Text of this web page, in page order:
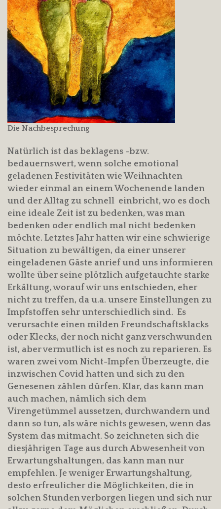
Die Nachbesprechung
Natürlich ist das beklagens -bzw.
bedauernswert, wenn solche emotional
geladenen Festivitäten wie Weihnachten
wieder einmal an einem Wochenende landen
und der Alltag zu schnell einbricht, wo es doch
eine ideale Zeit ist zu bedenken, was man
bedenken oder endlich mal nicht bedenken
möchte. Letztes Jahr hatten wir eine schwierige
Situation zu bewältigen, da einer unserer
eingeladenen Gäste anrief und uns informieren
wollte über seine plötzlich aufgetauchte starke
Erkältung, worauf wir uns entschieden, eher
nicht zu treffen, da u.a. unsere Einstellungen zu
Impfstoffen sehr unterschiedlich sind. Es
verursachte einen milden Freundschaftsklacks
oder Klecks, der noch nicht ganz verschwunden
ist, aber vermutlich ist es noch zu reparieren. Es
waren zwei vom Nicht-Impfen Überzeugte, die
inzwischen Covid hatten und sich zu den
Genesenen zählen dürfen. Klar, das kann man
auch machen, nämlich sich dem
Virengetümmel aussetzen, durchwandern und
dann so tun, als wäre nichts gewesen, wenn das
System das mitmacht. So zeichneten sich die
diesjährigen Tage aus durch Abwesenheit von
Erwartungshaltungen, das kann man nur
empfehlen. Je weniger Erwartungshaltung,
desto erfreulicher die Möglichkeiten, die in
solchen Stunden verborgen liegen und sich nur